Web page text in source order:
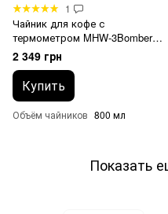
1
Чайник для кофе с
термометром MHW-3Bomber
Coffee Outdoor Pot 800 мл
2 349 грн
Купить
Объём чайников 800 мл
Показать